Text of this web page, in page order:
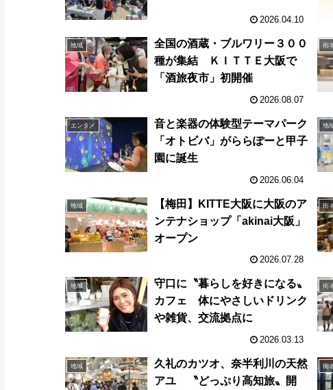
2026.04.10
地域
全国の酒蔵・ブルワリー３００
種が集結 ＫＩＴＴＥ大阪で
「酒旅夜市」初開催
2026.08.07
街
エンタメ
音と楽器の体験型テーマパーク
「オトビバ」がららぽーと甲子
園に誕生
2026.06.04
地
地域
【梅田】KITTE大阪に大阪のア
ンテナショップ「akinai大阪」
オープン
2026.07.28
街
地域
守口に〝暮らしを好きになる〟
カフェ 体にやさしいドリンク
や雑貨、交流拠点に
2026.03.13
街
地域
久礼のカツオ、奈半利川の天然
アユ 〝どっぷり高知旅〟開
街